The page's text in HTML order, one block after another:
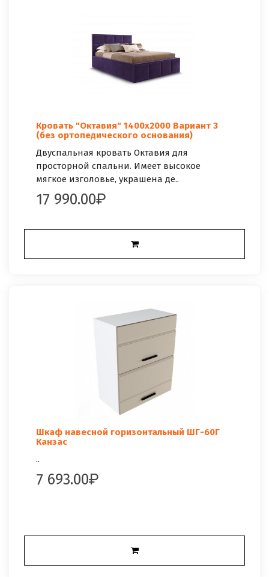
Кровать "Октавия" 1400х2000 Вариант 3
(без ортопедического основания)
Двуспальная кровать Октавия для
просторной спальни. Имеет высокое
мягкое изголовье, украшена де..
17 990.00
Шкаф навесной горизонтальный ШГ-60Г
Канзас
..
7 693.00